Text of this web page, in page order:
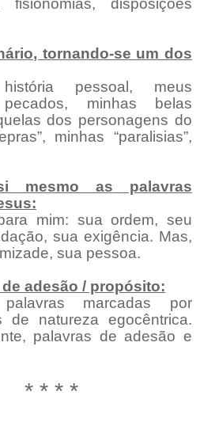
fisionomias, disposições
tornando-se um dos
pessoal, meus
minhas belas
dos personagens do
minhas “paralisias”,
as palavras
mim: sua ordem, seu
sua exigência. Mas,
sua pessoa.
adesão / propósito:
marcadas por
de natureza egocêntrica.
palavras de adesão e
* * * *